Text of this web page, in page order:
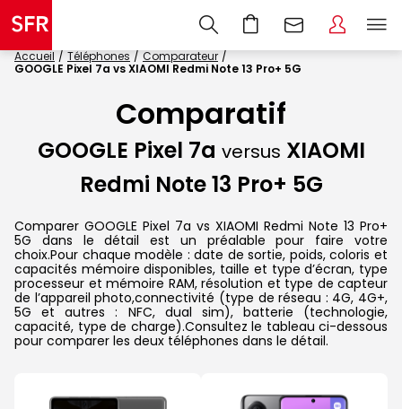
Accueil Téléphones
Comparateur
GOOGLE Pixel 7a vs XIAOMI Redmi Note 13 Pro+ 5G
Comparatif
GOOGLE Pixel 7a versus XIAOMI
Redmi Note 13 Pro+ 5G
Comparer GOOGLE Pixel 7a vs XIAOMI Redmi Note 13 Pro+
5G dans le détail est un préalable pour faire votre
choix.Pour chaque modèle : date de sortie, poids, coloris et
capacités mémoire disponibles, taille et type d’écran, type
processeur et mémoire RAM, résolution et type de capteur
de l’appareil photo,connectivité (type de réseau : 4G, 4G+,
5G et autres : NFC, dual sim), batterie (technologie,
capacité, type de charge).Consultez le tableau ci-dessous
pour comparer les deux téléphones dans le détail.